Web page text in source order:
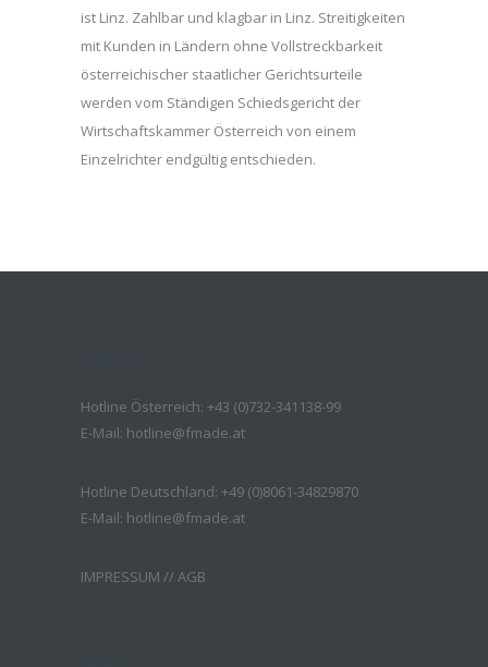
ist Linz. Zahlbar und klagbar in Linz. Streitigkeiten
mit Kunden in Ländern ohne Vollstreckbarkeit
österreichischer staatlicher Gerichtsurteile
werden vom Ständigen Schiedsgericht der
Wirtschaftskammer Österreich von einem
Einzelrichter endgültig entschieden.
Hotline Österreich: +43 (0)732-341138-99
E-Mail: hotline@fmade.at
Hotline Deutschland: +49 (0)8061-34829870
E-Mail: hotline@fmade.at
IMPRESSUM //AGB